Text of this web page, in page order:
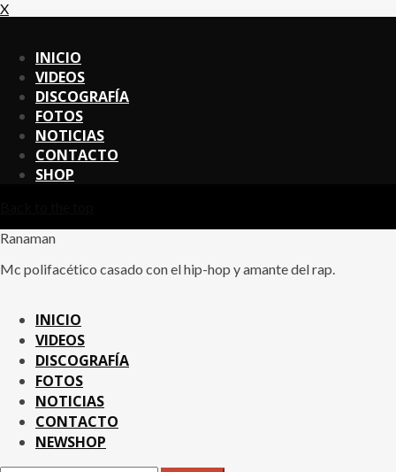
X
INICIO
VIDEOS
DISCOGRAFÍA
FOTOS
NOTICIAS
CONTACTO
SHOP
Ranaman
Mc polifacético casado con el hip-hop y amante del rap.
INICIO
VIDEOS
DISCOGRAFÍA
FOTOS
NOTICIAS
CONTACTO
SHOP